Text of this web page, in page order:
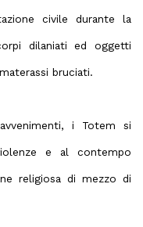
civile durante la
dilaniati ed oggetti
bruciati.
i Totem si
e al contempo
religiosa di mezzo di